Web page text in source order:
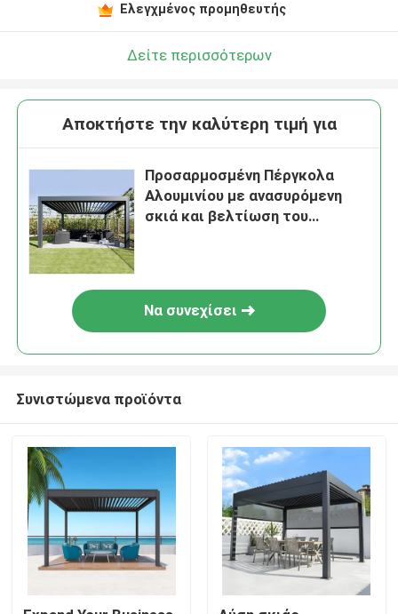
Ελεγχμένος προμηθευτής
Δείτε περισσότερων
Αποκτήστε την καλύτερη τιμή για
Προσαρμοσμένη Πέργκολα
Αλουμινίου με ανασυρόμενη
σκιά και βελτίωση του
Να συνεχίσει
Συνιστώμενα προϊόντα